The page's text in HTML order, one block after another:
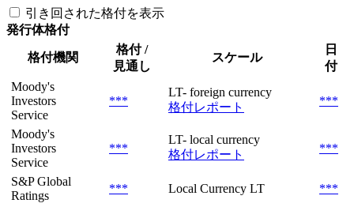
引き回された格付を表示
発行体格付
格付機関
格付 /
見通し
スケール
日
付
Moody's
Investors
Service
***
LT- foreign currency
格付レポート
***
Moody's
Investors
Service
***
LT- local currency
格付レポート
***
S&P Global
Ratings
*** Local Currency LT
***